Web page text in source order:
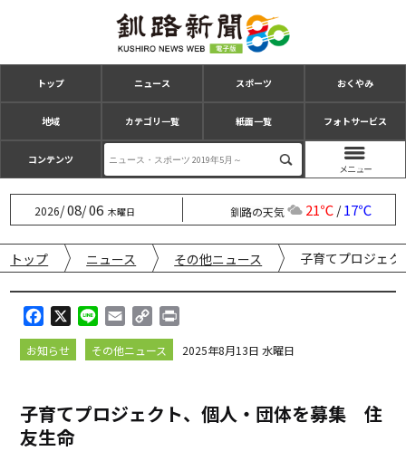
トップ ニュース スポーツ おくやみ
地域 カテゴリ一覧 紙面一覧 フォトサービス
コンテンツ
2026/08/06 木曜日 釧路の天気 21℃/17℃
トップ ニュース その他ニュース 子育てプロジェ
a
c
o
o
i
n
m
a
o
p
i
i
お知らせ その他ニュース 2025年8月13日 水曜日
子育てプロジェクト、個人・団体を募集 住
友生命